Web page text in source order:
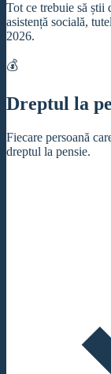
Tot ce trebuie să știi
asistență socială,
2026.
💰
Dreptul la
Fiecare persoană
dreptul la pensie.